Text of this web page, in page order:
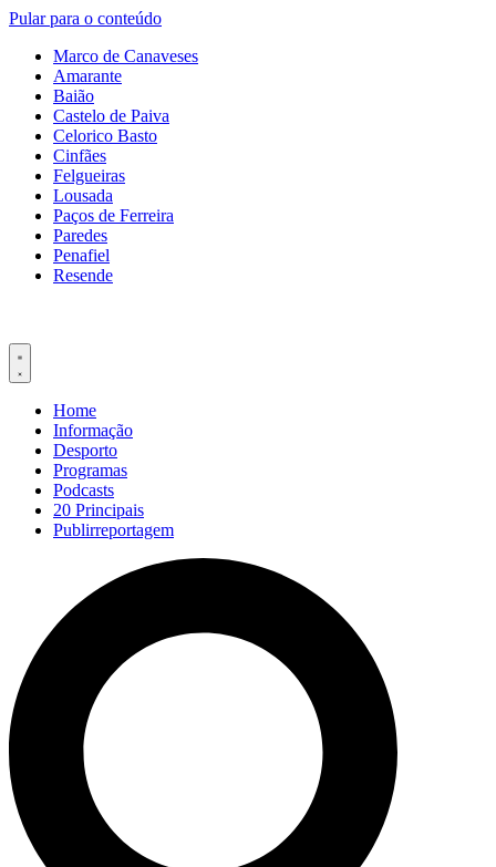
Pular para o conteúdo
Marco de Canaveses
Amarante
Baião
Castelo de Paiva
Celorico Basto
Cinfães
Felgueiras
Lousada
Paços de Ferreira
Paredes
Penafiel
Resende
Home
Informação
Desporto
Programas
Podcasts
20 Principais
Publirreportagem